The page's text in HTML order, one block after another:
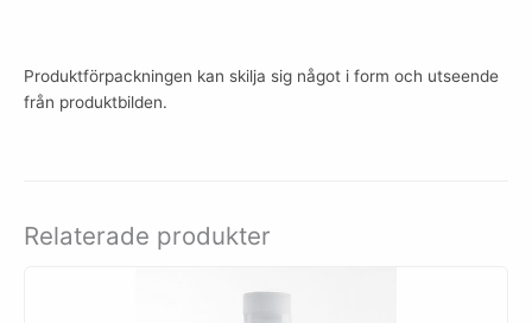
Produktförpackningen kan skilja sig något i form och utseende
från produktbilden.
Relaterade produkter